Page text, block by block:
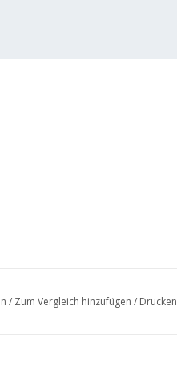
/ Zum Vergleich hinzufügen / Drucken